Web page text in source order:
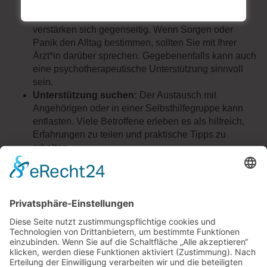
verstärken sich gegenseitig. Wenn Sorgen oder
Panik den Alltag bestimmen, sollten Sie mit Ihrer
Ärzt*in darüber sprechen. Gegebenenfalls kann auch
eine psychotherapeutische Unterstützung sinnvoll
sein.
Unterstützung suchen: Der Austausch mit
Angehörigen oder in einer Selbsthilfegruppe kann
entlasten. Viele Betroffene erleben es als hilfreich,
Erfahrungen zu teilen und praktische Tipps zu
erhalten.
Keine Beruhigungsmittel einsetzen
Angststörungen vor, verordnet die Ärzt*in manchmal auch
eine medikamentöse Therapie, z. B. Antidepressiva.
Sedierende bzw. beruhigende Wirkstoffe sind ungeeignet,
da sie den Atemantrieb hemmen und eine Atemnot noch
verstärken können.